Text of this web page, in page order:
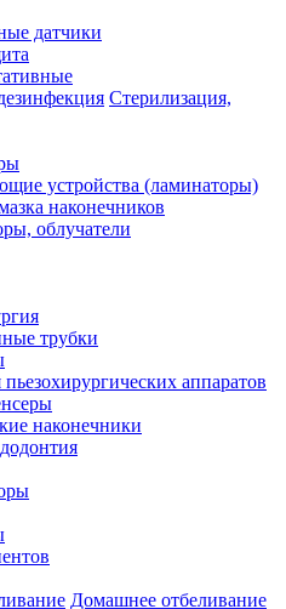
датчики
Стерилизация,
устройства (ламинаторы)
наконечников
облучатели
трубки
аппаратов
наконечники
Домашнее отбеливание